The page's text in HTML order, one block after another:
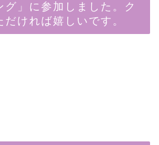
グ」に参加しました。ク
ければ嬉しいです。